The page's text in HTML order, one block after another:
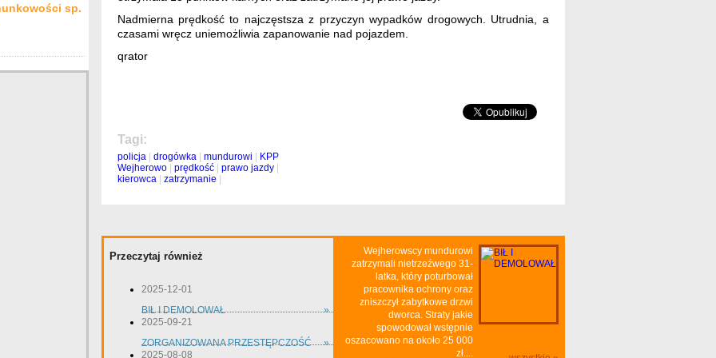
sp.
Nadmierna prędkość to najczęstsza z przyczyn wypadków drogowych. Utrudnia, a
czasami wręcz uniemożliwia zapanowanie nad pojazdem.
qrator
Tagi:
policja| drogówka| mundurowi
KPP
Wejherowo| prędkość| prawo jazdy|
kierowca| zatrzymanie
Przeczytaj również
2025-12-01
BIŁ I DEMOLOWAŁ
»
2025-09-21
ZORGANIZOWANA PRZESTĘPCZOŚĆ
»
2025-08-08
Wejherowscy mundurowi
zatrzymali nietrzeźwego 31-
latka, który poturbował
pracownika ochrony oraz
zniszczył zabytkowe drzwi
dworca. Straty jakie
spowodował wstępnie
oszacowano na około 25 000
zł....